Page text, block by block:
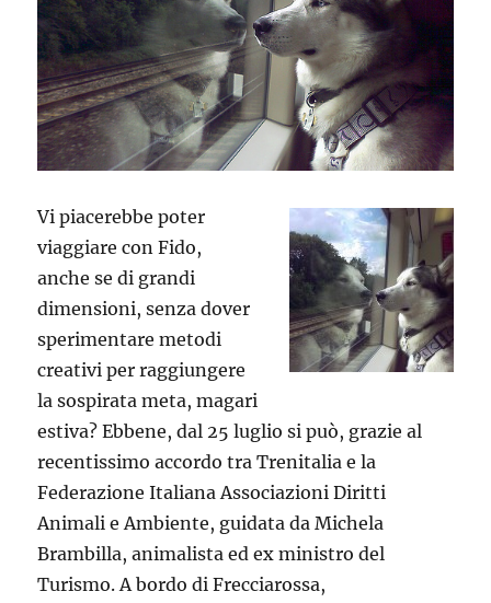
Vi piacerebbe poter
viaggiare con Fido,
anche se di grandi
dimensioni, senza dover
sperimentare metodi
creativi per raggiungere
la sospirata meta, magari
estiva? Ebbene, dal 25 luglio si può, grazie al
recentissimo accordo tra Trenitalia e la
Federazione Italiana Associazioni Diritti
Animali e Ambiente, guidata da Michela
Brambilla, animalista ed ex ministro del
Turismo. A bordo di Frecciarossa,